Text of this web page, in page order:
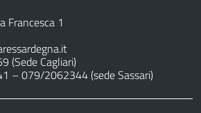
Francesca 1
(Sede Cagliari)
– 079/2062344 (sede Sassari)